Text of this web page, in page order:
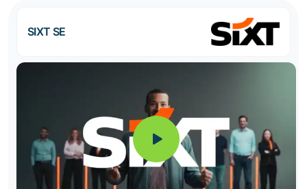
SIXT SE